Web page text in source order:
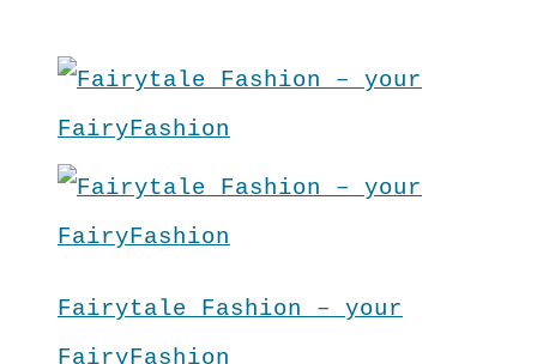
Fairytale Fashion – your
FairyFashion